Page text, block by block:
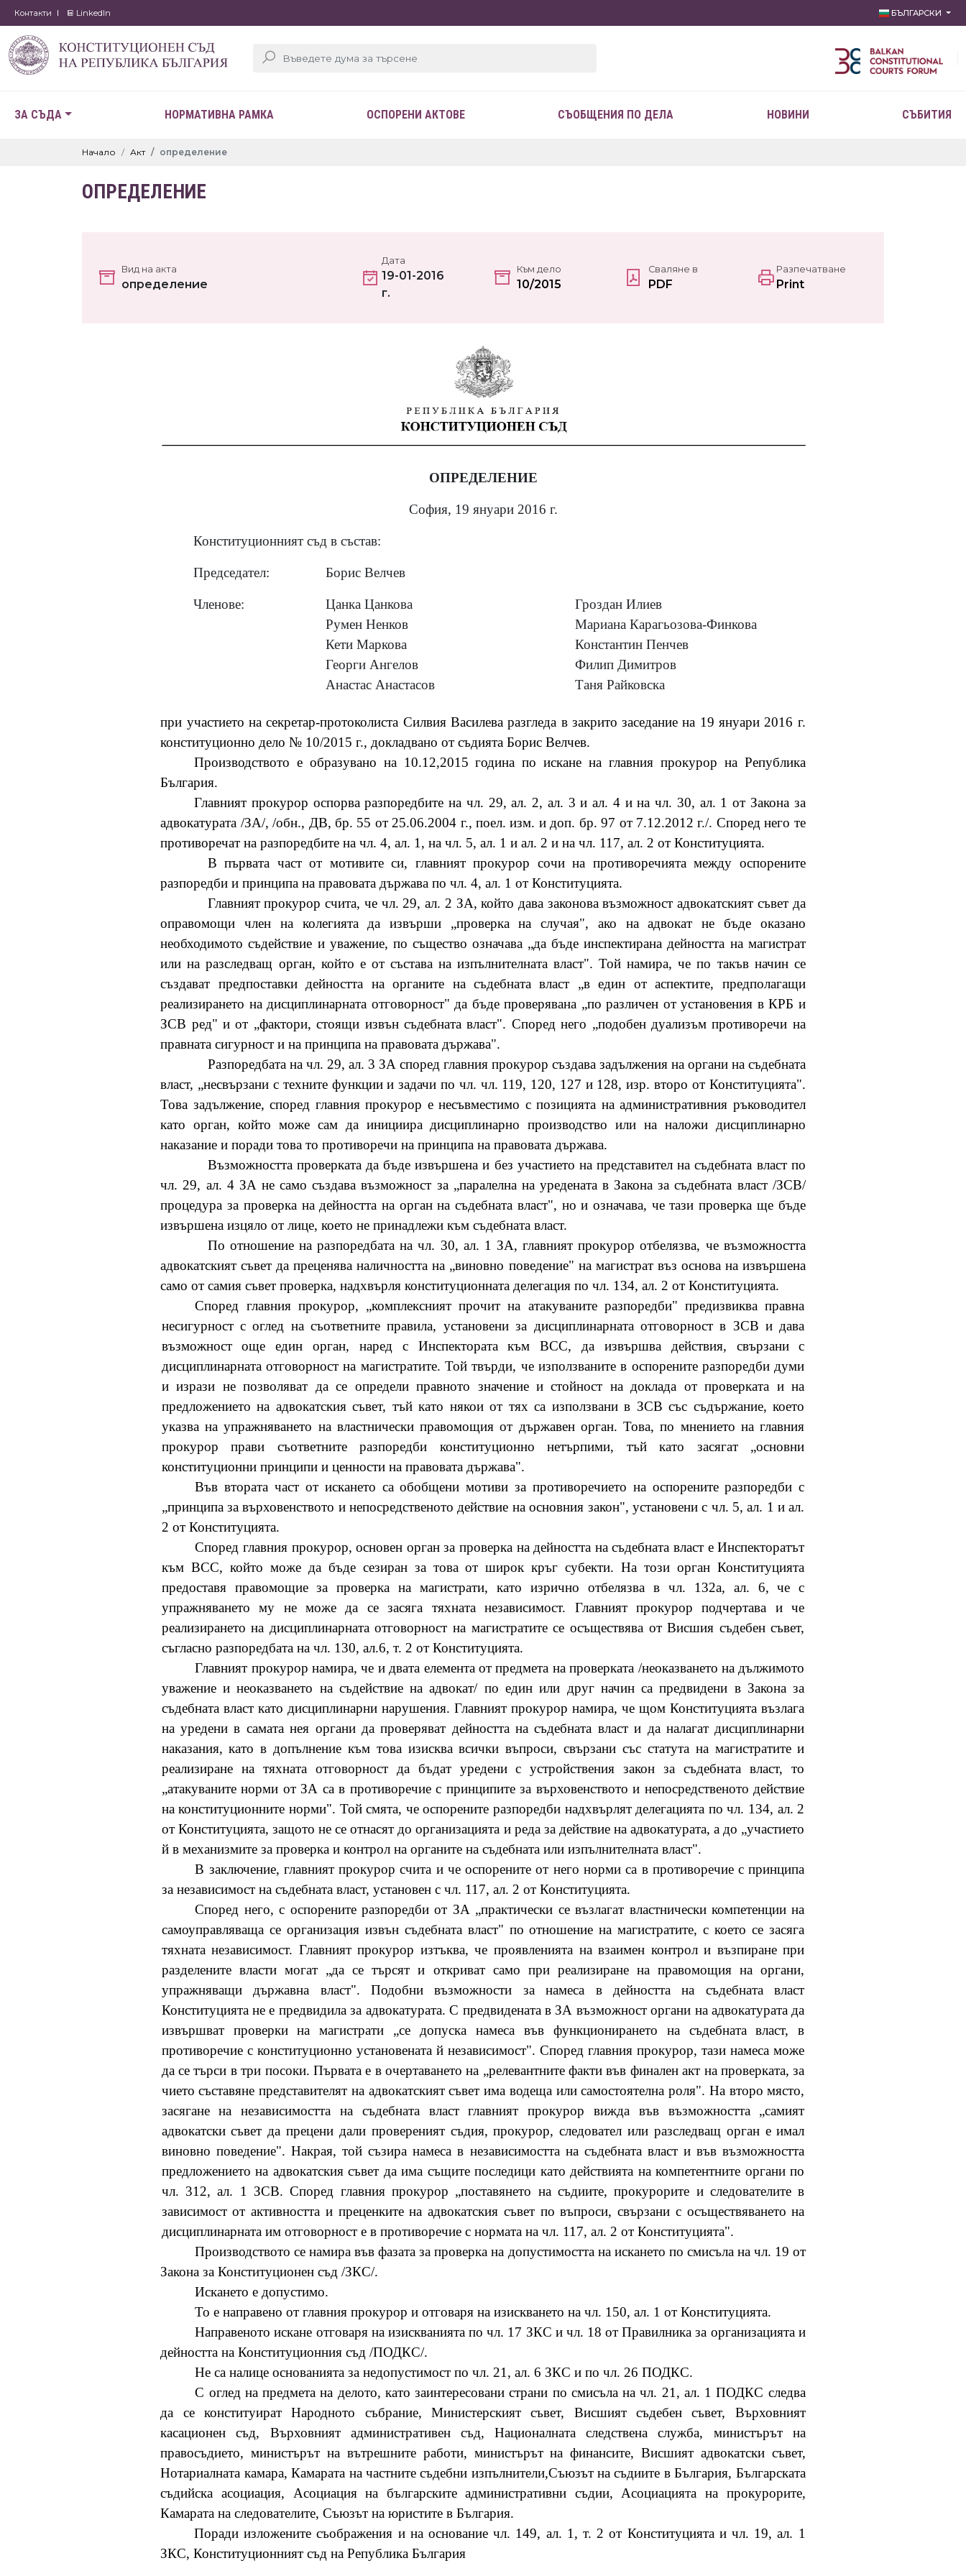
Контакти LinkedIn БЪЛГАРСКИ
ЗА СЪДА НОРМАТИВНА РАМКА ОСПОРЕНИ АКТОВЕ СЪОБЩЕНИЯ ПО ДЕЛА НОВИНИ СЪБИТИЯ
Начало Акт определение
ОПРЕДЕЛЕНИЕ
Вид на акта
определение
Дата
19-01-2016
г.
Към дело
10/2015
Сваляне в
PDF
Разпечатване
Print
ОПРЕДЕЛЕНИЕ
София, 19 януари 2016 г.
Конституционният съд в състав:
Председател: Борис Велчев
Членове: Цанка Цанкова
Гроздан Илиев
Румен Ненков
Мариана Карагьозова-Финкова
Кети Маркова
Константин Пенчев
Георги Ангелов
Филип Димитров
Анастас Анастасов
Таня Райковска
при участието на секретар-протоколиста Силвия Василева разгледа в закрито заседание на 19 януари 2016 г.
конституционно дело № 10/2015 г., докладвано от съдията Борис Велчев.
Производството е образувано на 10.12,2015 година по искане на главния прокурор на Република
България.
Главният прокурор оспорва разпоредбите на чл. 29, ал. 2, ал. 3 и ал. 4 и на чл. 30, ал. 1 от Закона за
адвокатурата /ЗА/, /обн., ДВ, бр. 55 от 25.06.2004 г., поел. изм. и доп. бр. 97 от 7.12.2012 г./. Според него те
противоречат на разпоредбите на чл. 4, ал. 1, на чл. 5, ал. 1 и ал. 2 и на чл. 117, ал. 2 от Конституцията.
В първата част от мотивите си, главният прокурор сочи на противоречията между оспорените
разпоредби и принципа на правовата държава по чл. 4, ал. 1 от Конституцията.
Главният прокурор счита, че чл. 29, ал. 2 ЗА, който дава законова възможност адвокатският съвет да
оправомощи член на колегията да извърши „проверка на случая", ако на адвокат не бъде оказано
необходимото съдействие и уважение, по същество означава „да бъде инспектирана дейността на магистрат
или на разследващ орган, който е от състава на изпълнителната власт". Той намира, че по такъв начин се
създават предпоставки дейността на органите на съдебната власт „в един от аспектите, предполагащи
реализирането на дисциплинарната отговорност" да бъде проверявана „по различен от установения в КРБ и
ЗСВ ред" и от „фактори, стоящи извън съдебната власт". Според него „подобен дуализъм противоречи на
правната сигурност и на принципа на правовата държава".
Разпоредбата на чл. 29, ал. 3 ЗА според главния прокурор създава задължения на органи на съдебната
власт, „несвързани с техните функции и задачи по чл. чл. 119, 120, 127 и 128, изр. второ от Конституцията".
Това задължение, според главния прокурор е несъвместимо с позицията на административния ръководител
като орган, който може сам да инициира дисциплинарно производство или на наложи дисциплинарно
наказание и поради това то противоречи на принципа на правовата държава.
Възможността проверката да бъде извършена и без участието на представител на съдебната власт по
чл. 29, ал. 4 ЗА не само създава възможност за „паралелна на уредената в Закона за съдебната власт /ЗСВ/
процедура за проверка на дейността на орган на съдебната власт", но и означава, че тази проверка ще бъде
извършена изцяло от лице, което не принадлежи към съдебната власт.
По отношение на разпоредбата на чл. 30, ал. 1 ЗА, главният прокурор отбелязва, че възможността
адвокатският съвет да преценява наличността на „виновно поведение" на магистрат въз основа на извършена
само от самия съвет проверка, надхвърля конституционната делегация по чл. 134, ал. 2 от Конституцията.
Според главния прокурор, „комплексният прочит на атакуваните разпоредби" предизвиква правна
несигурност с оглед на съответните правила, установени за дисциплинарната отговорност в ЗСВ и дава
възможност още един орган, наред с Инспектората към ВСС, да извършва действия, свързани с
дисциплинарната отговорност на магистратите. Той твърди, че използваните в оспорените разпоредби думи
и изрази не позволяват да се определи правното значение и стойност на доклада от проверката и на
предложението на адвокатския съвет, тъй като някои от тях са използвани в ЗСВ със съдържание, което
указва на упражняването на властнически правомощия от държавен орган. Това, по мнението на главния
прокурор прави съответните разпоредби конституционно нетърпими, тъй като засягат „основни
конституционни принципи и ценности на правовата държава".
Във втората част от искането са обобщени мотиви за противоречието на оспорените разпоредби с
„принципа за върховенството и непосредственото действие на основния закон", установени с чл. 5, ал. 1 и ал.
2 от Конституцията.
Според главния прокурор, основен орган за проверка на дейността на съдебната власт е Инспекторатът
към ВСС, който може да бъде сезиран за това от широк кръг субекти. На този орган Конституцията
предоставя правомощие за проверка на магистрати, като изрично отбелязва в чл. 132а, ал. 6, че с
упражняването му не може да се засяга тяхната независимост. Главният прокурор подчертава и че
реализирането на дисциплинарната отговорност на магистратите се осъществява от Висшия съдебен съвет,
съгласно разпоредбата на чл. 130, ал.6, т. 2 от Конституцията.
Главният прокурор намира, че и двата елемента от предмета на проверката /неоказването на дължимото
уважение и неоказването на съдействие на адвокат/ по един или друг начин са предвидени в Закона за
съдебната власт като дисциплинарни нарушения. Главният прокурор намира, че щом Конституцията възлага
на уредени в самата нея органи да проверяват дейността на съдебната власт и да налагат дисциплинарни
наказания, като в допълнение към това изисква всички въпроси, свързани със статута на магистратите и
реализиране на тяхната отговорност да бъдат уредени с устройствения закон за съдебната власт, то
„атакуваните норми от ЗА са в противоречие с принципите за върховенството и непосредственото действие
на конституционните норми". Той смята, че оспорените разпоредби надхвърлят делегацията по чл. 134, ал. 2
от Конституцията, защото не се отнасят до организацията и реда за действие на адвокатурата, а до „участието
й в механизмите за проверка и контрол на органите на съдебната или изпълнителната власт".
В заключение, главният прокурор счита и че оспорените от него норми са в противоречие с принципа
за независимост на съдебната власт, установен с чл. 117, ал. 2 от Конституцията.
Според него, с оспорените разпоредби от ЗА „практически се възлагат властнически компетенции на
самоуправляваща се организация извън съдебната власт" по отношение на магистратите, с което се засяга
тяхната независимост. Главният прокурор изтъква, че проявленията на взаимен контрол и възпиране при
разделените власти могат „да се търсят и откриват само при реализиране на правомощия на органи,
упражняващи държавна власт". Подобни възможности за намеса в дейността на съдебната власт
Конституцията не е предвидила за адвокатурата. С предвидената в ЗА възможност органи на адвокатурата да
извършват проверки на магистрати „се допуска намеса във функционирането на съдебната власт, в
противоречие с конституционно установената й независимост". Според главния прокурор, тази намеса може
да се търси в три посоки. Първата е в очертаването на „релевантните факти във финален акт на проверката, за
чието съставяне представителят на адвокатският съвет има водеща или самостоятелна роля". На второ място,
засягане на независимостта на съдебната власт главният прокурор вижда във възможността „самият
адвокатски съвет да прецени дали провереният съдия, прокурор, следовател или разследващ орган е имал
виновно поведение". Накрая, той съзира намеса в независимостта на съдебната власт и във възможността
предложението на адвокатския съвет да има същите последици като действията на компетентните органи по
чл. 312, ал. 1 ЗСВ. Според главния прокурор „поставянето на съдиите, прокурорите и следователите в
зависимост от активността и преценките на адвокатския съвет по въпроси, свързани с осъществяването на
дисциплинарната им отговорност е в противоречие с нормата на чл. 117, ал. 2 от Конституцията".
Производството се намира във фазата за проверка на допустимостта на искането по смисъла на чл. 19 от
Закона за Конституционен съд /ЗКС/.
Искането е допустимо.
То е направено от главния прокурор и отговаря на изискването на чл. 150, ал. 1 от Конституцията.
Направеното искане отговаря на изискванията по чл. 17 ЗКС и чл. 18 от Правилника за организацията и
дейността на Конституционния съд /ПОДКС/.
Не са налице основанията за недопустимост по чл. 21, ал. 6 ЗКС и по чл. 26 ПОДКС.
С оглед на предмета на делото, като заинтересовани страни по смисъла на чл. 21, ал. 1 ПОДКС следва
да се конституират Народното събрание, Министерският съвет, Висшият съдебен съвет, Върховният
касационен съд, Върховният административен съд, Националната следствена служба, министърът на
правосъдието, министърът на вътрешните работи, министърът на финансите, Висшият адвокатски съвет,
Нотариалната камара, Камарата на частните съдебни изпълнители,Съюзът на съдиите в България, Българската
съдийска асоциация, Асоциация на българските административни съдии, Асоциацията на прокурорите,
Камарата на следователите, Съюзът на юристите в България.
Поради изложените съображения и на основание чл. 149, ал. 1, т. 2 от Конституцията и чл. 19, ал. 1
ЗКС, Конституционният съд на Република България